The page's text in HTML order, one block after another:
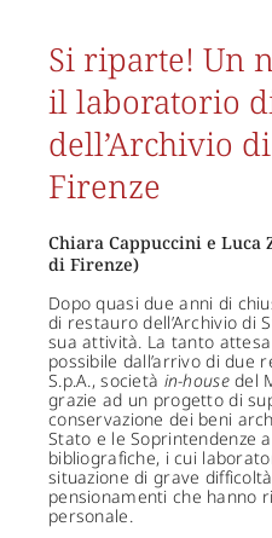
Si riparte! Un
il laboratorio
dell’Archivio
Firenze
Chiara Cappuccini e
di Firenze)
Dopo quasi due anni di
di restauro dell’Archivio di
sua attività. La tanto
possibile dall’arrivo di due
S.p.A., società in-housedel
grazie ad un progetto di
conservazione dei beni
Stato e le Soprintendenze
bibliografiche, i cui
situazione di grave
pensionamenti che hanno
personale.